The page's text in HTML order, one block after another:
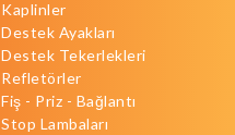
Kaplinler
Destek Ayakları
Destek Tekerlekleri
Refletörler
Fiş - Priz - Bağlantı
Stop Lambaları